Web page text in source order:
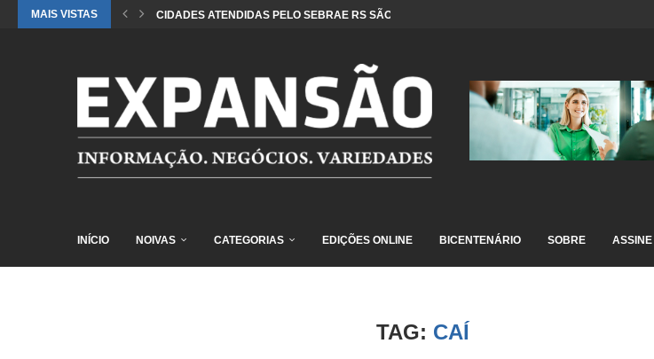
MAIS VISTAS CIDADES ATENDIDAS PELO SEBRAE RS SÃO DESTAQUE EM RANKING NACIONAL...
INÍCIO NOIVAS CATEGORIAS EDIÇÕES ONLINE BICENTENÁRIO SOBRE ASSINE
TAG: CAÍ